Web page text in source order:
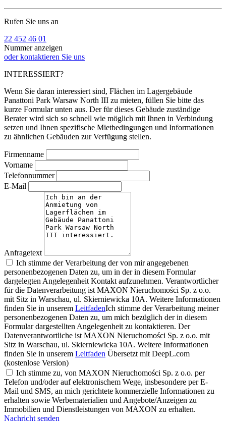
Rufen Sie uns an
22 452 46 01
Nummer anzeigen
oder kontaktieren Sie uns
INTERESSIERT?
Wenn Sie daran interessiert sind, Flächen im Lagergebäude
Panattoni Park Warsaw North III zu mieten, füllen Sie bitte das
kurze Formular unten aus. Der für dieses Gebäude zuständige
Berater wird sich so schnell wie möglich mit Ihnen in Verbindung
setzen und Ihnen spezifische Mietbedingungen und Informationen
zu ähnlichen Gebäuden zur Verfügung stellen.
Firmenname
Vorname
Telefonnummer
E-Mail
Anfragetext
Ich stimme der Verarbeitung der von mir angegebenen
personenbezogenen Daten zu, um in der in diesem Formular
dargelegten Angelegenheit Kontakt aufzunehmen. Verantwortlicher
für die Datenverarbeitung ist MAXON Nieruchomości Sp. z o.o.
mit Sitz in Warschau, ul. Skierniewicka 10A. Weitere Informationen
finden Sie in unserem LeitfadenIch stimme der Verarbeitung meiner
personenbezogenen Daten zu, um mich bezüglich der in diesem
Formular dargestellten Angelegenheit zu kontaktieren. Der
Datenverantwortliche ist MAXON Nieruchomości Sp. z o.o. mit
Sitz in Warschau, ul. Skierniewicka 10A. Weitere Informationen
finden Sie in unserem Leitfaden Übersetzt mit DeepL.com
(kostenlose Version)
Ich stimme zu, von MAXON Nieruchomości Sp. z o.o. per
Telefon und/oder auf elektronischem Wege, insbesondere per E-
Mail und SMS, an mich gerichtete kommerzielle Informationen zu
erhalten sowie Werbematerialien und Angebote/Anzeigen zu
Immobilien und Dienstleistungen von MAXON zu erhalten.
Nachricht senden